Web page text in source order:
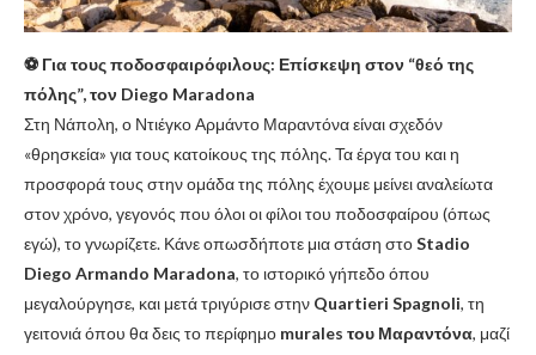
⚽ Για τους ποδοσφαιρόφιλους: Επίσκεψη στον “θεό της
πόλης”, τον Diego Maradona
Στη Νάπολη, ο Ντιέγκο Αρμάντο Μαραντόνα είναι σχεδόν
«θρησκεία» για τους κατοίκους της πόλης. Τα έργα του και η
προσφορά τους στην ομάδα της πόλης έχουμε μείνει αναλείωτα
στον χρόνο, γεγονός που όλοι οι φίλοι του ποδοσφαίρου (όπως
εγώ), το γνωρίζετε. Κάνε οπωσδήποτε μια στάση στοStadio
Diego Armando Maradona, το ιστορικό γήπεδο όπου
μεγαλούργησε, και μετά τριγύρισε στην Quartieri Spagnoli, τη
γειτονιά όπου θα δεις το περίφημο murales του Μαραντόνα, μαζί